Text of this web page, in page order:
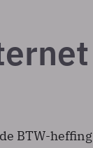
BTW-heffing